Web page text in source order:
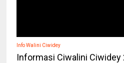
Info Walini Ciwidey
Informasi Ciwalini Ciwidey